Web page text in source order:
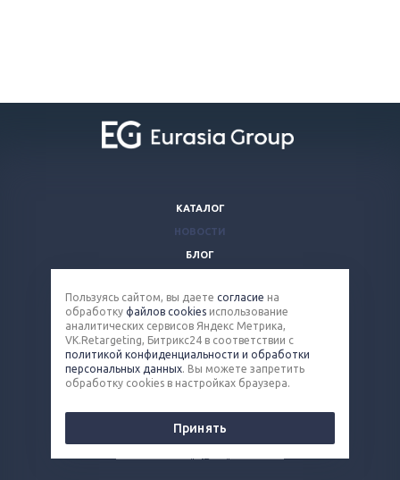
© 2026 Все права защищены.
КАТАЛОГ
НОВОСТИ
БЛОГ
КОМПАНИЯ
КОНТАКТЫ
8 (800) 100-90-13
steel@eq-mail.ru
Пользуясь сайтом, вы даете согласие на
обработку файлов cookies использование
аналитических сервисов Яндекс Метрика,
VK.Retargeting, Битрикс24 в соответствии с
политикой конфиденциальности и обработки
персональных данных. Вы можете запретить
обработку cookies в настройках браузера.
Принять